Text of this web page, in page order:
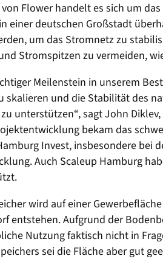
Flower handelt es sich um
einer deutschen Großstadt
um das Stromnetz zu
Stromspitzen zu vermeiden,
Meilenstein in unserem
skalieren und die Stabilität des
unterstützen“, sagt John
bekam das
Invest, insbesondere bei
Auch Scaleup Hamburg
wird auf einer
entstehen. Aufgrund der
Nutzung faktisch nicht in
sei die Fläche aber gut